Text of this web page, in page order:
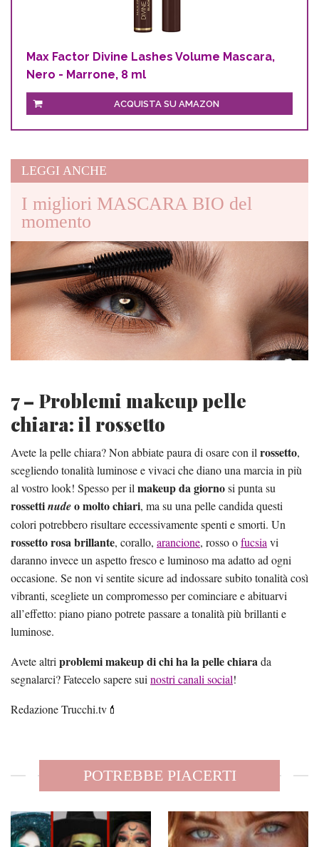
Max Factor Divine Lashes Volume Mascara,
Nero - Marrone, 8 ml
ACQUISTA SU AMAZON
LEGGI ANCHE
I migliori MASCARA BIO del
momento
7 – Problemi makeup pelle
chiara: il rossetto
Avete la pelle chiara? Non abbiate paura di osare con il rossetto,
scegliendo tonalità luminose e vivaci che diano una marcia in più
al vostro look! Spesso per il makeup da giornosi punta su
rossettinudeo molto chiari, ma su una pelle candida questi
colori potrebbero risultare eccessivamente spenti e smorti. Un
rossetto rosa brillante, corallo, arancione, rosso ofucsia vi
daranno invece un aspetto fresco e luminoso ma adatto ad ogni
occasione. Se non vi sentite sicure ad indossare subito tonalità così
vibranti, scegliete un compromesso per cominciare e abituarvi
all’effetto: piano piano potrete passare a tonalità più brillanti e
luminose.
Avete altri problemi makeup di chi ha la pelle chiarada
segnalarci? Fatecelo sapere sui nostri canali social!
Redazione Trucchi.tv💄
POTREBBE PIACERTI